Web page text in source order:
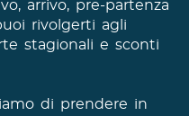
arrivo, pre-partenza
rivolgerti agli
stagionali e sconti
di prendere in